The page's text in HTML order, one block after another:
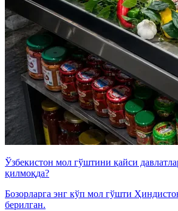
Ўзбекистон мол гўштини қайси
қилмоқда?
Бозорларга энг кўп мол гўшти
берилган.